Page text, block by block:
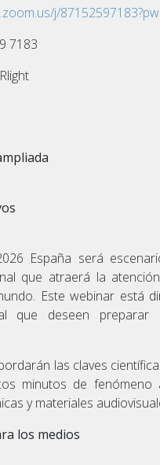
j/
7183
España será
que atraerá la
Este webinar está
que deseen
las claves
minutos de
y materiales
los medios